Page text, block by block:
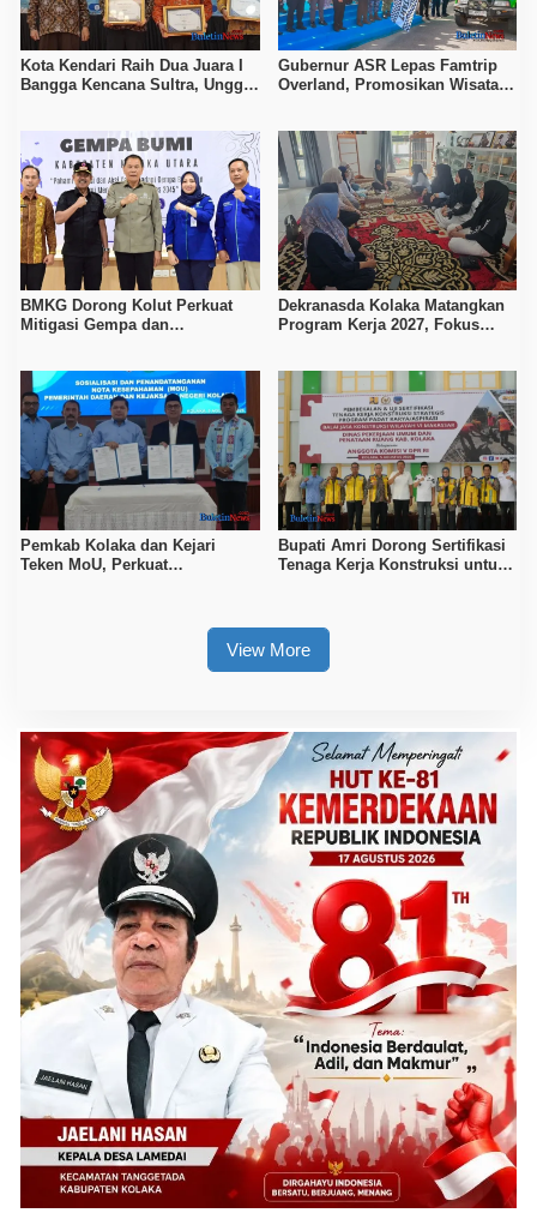
Kota Kendari Raih Dua Juara I
Bangga Kencana Sultra, Unggul
Gubernur ASR Lepas Famtrip
Overland, Promosikan Wisata
BMKG Dorong Kolut Perkuat
Mitigasi Gempa dan
Dekranasda Kolaka Matangkan
Program Kerja 2027, Fokus
Pemkab Kolaka dan Kejari
Teken MoU, Perkuat
Bupati Amri Dorong Sertifikasi
Tenaga Kerja Konstruksi untuk
View More